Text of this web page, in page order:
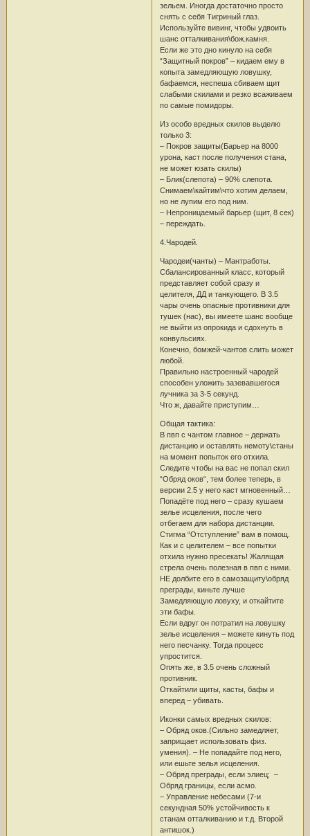
зельем. Иногда достаточно просто
снять с себя Тигриный глаз.
Используйте вивинг, чтобы удвоить
шанс отталкивания\бож.камня.
Если же это дно кинуло на себя
“Защитный покров” – кидаем ему в
копыта замедляющую ловушку,
бафаемся, неспеша сбиваем щит
слабыми скилами и резко всаживаем
по самые помидоры.
Из особо вредных скилов выделю
только 3:
– Покров защиты(Барьер на 8000
урона, каст после получения стана,
не может юзать скилы)
– Блик(слепота) – 90% слепота.
Снимаем\кайтим\что хотим делаем,
но не лупим его под ним.
– Непроницаемый барьер (щит, 8 сек)
– переждать.
4.Чародей.
Чародеи(чанты) – Мантработы.
Сбалансированный класс, который
представляет собой сразу и
целителя, ДД и танкующего. В 3.5
чары очень опасные противники для
тушек (нас), вы имеете шанс вообще
не выйти из опрокида и сдохнуть в
конвульсиях.
Конечно, бомжей-чантов слить может
любой.
Правильно настроенный чародей
способен уложить зазевавшегося
лучника за 3-5 секунд.
Что ж, давайте приступим…
Общая тактика:
В пвп с чантом главное – держать
дистанцию и оставлять немоту\станы
на момент попыток его отхила.
Следите чтобы на вас не попал скил
“Обряд оков“, тем более теперь, в
версии 2.5 у него каст мгновенный…
Попадёте под него – сразу кушаем
зелье исцеления, после чего
отбегаем для набора дистанции.
Стигма “Отступление” вам в помощ.
Как и с целителем – все попытки
отхила нужно пресекать! Жалящая
стрела очень полезная в пвп с ними.
НЕ долбите его в самозащиту\обряд
преграды, киньте лучше
Замедляющую ловуху, и откайтите
эти бафы.
Если вдруг он потратил на ловушку
зелье исцеления – можете кинуть под
него песчанку. Тогда процесс
упростится.
Опять же, в 3.5 очень сложный
противник.
Откайтили щиты, касты, бафы и
вперед – убивать.
Иконки самых вредных скилов:
– Обряд оков.(Сильно замедляет,
заприщает использовать физ.
умения). – Не попадайте под него,
или ешьте зелья исцеления.
– Обряд преграды, если элиец; –
Обряд границы, если асмо.
– Управление небесами (7-и
секундная 50% устойчивость к
станам отталкиванию и т.д. Второй
антишок.)